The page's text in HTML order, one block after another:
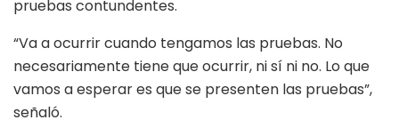
pruebas contundentes.
“Va a ocurrir cuando tengamos las pruebas. No
necesariamente tiene que ocurrir, ni sí ni no. Lo que
vamos a esperar es que se presenten las pruebas”,
señaló.